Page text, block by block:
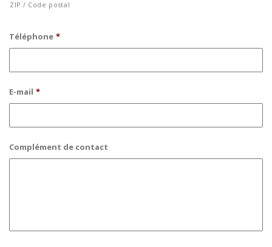
ZIP / Code postal
Téléphone *
E-mail *
Complément de contact